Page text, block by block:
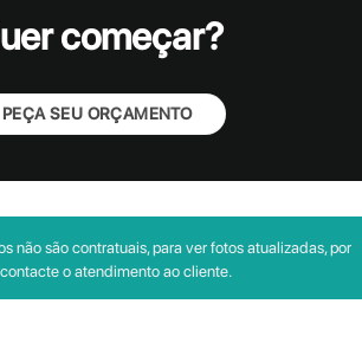
começar?
PEÇA SEU ORÇAMENTO
não são contratuais, para ver fotos atualizadas, por
o atendimento ao cliente.